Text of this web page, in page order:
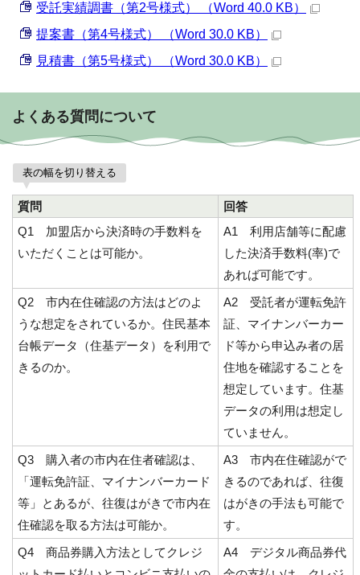
受託実績調書（第2号様式） （Word 40.0 KB）
提案書（第4号様式） （Word 30.0 KB）
見積書（第5号様式） （Word 30.0 KB）
よくある質問について
表の幅を切り替える
質問
回答
Q1 加盟店から決済時の手数料を
いただくことは可能か。
A1 利用店舗等に配慮
した決済手数料(率)で
あれば可能です。
Q2 市内在住確認の方法はどのよ
うな想定をされているか。住民基本
台帳データ（住基データ）を利用で
きるのか。
A2 受託者が運転免許
証、マイナンバーカー
ド等から申込み者の居
住地を確認することを
想定しています。住基
データの利用は想定し
ていません。
Q3 購入者の市内在住者確認は、
「運転免許証、マイナンバーカード
等」とあるが、往復はがきで市内在
住確認を取る方法は可能か。
A3 市内在住確認がで
きるのであれば、往復
はがきの手法も可能で
す。
Q4 商品券購入方法としてクレジ
A4 デジタル商品券代